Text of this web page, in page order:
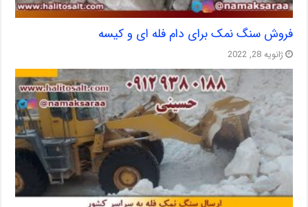
فروش سنگ نمک برای دام فله ای و کیسه
ژانویه 28, 2022